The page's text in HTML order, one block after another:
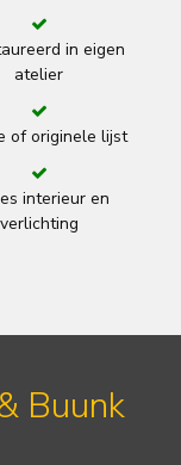
in eigen
atelier
of originele lijst
interieur en
verlichting
Buunk